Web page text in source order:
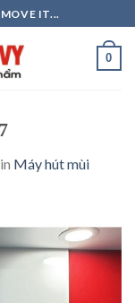
IT...
0
in Máy hút mùi